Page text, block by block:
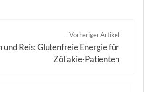
- Vorheriger Artikel
und Reis: Glutenfreie Energie für
Zöliakie-Patienten